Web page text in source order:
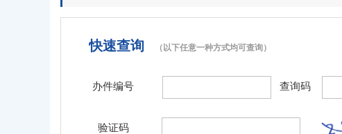
快速查询 （以下任意一种方式均可查询）
办件编号 查询码
验证码